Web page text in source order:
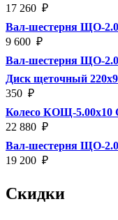
17 260 ₽
Вал-шестерня ЩО-
9 600 ₽
Вал-шестерня ЩО-
Диск щеточный
350 ₽
Колесо КОЩ-5.00х10
22 880 ₽
Вал-шестерня ЩО-
19 200 ₽
Скидки